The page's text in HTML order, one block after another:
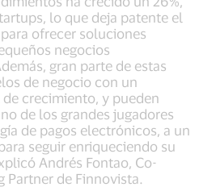
lo que deja patente el
ofrecer soluciones
negocios
gran parte de estas
de negocio con un
crecimiento, y pueden
de los grandes jugadores
de pagos electrónicos, a un
seguir enriqueciendo su
Andrés Fontao, Co-
Partner de Finnovista.